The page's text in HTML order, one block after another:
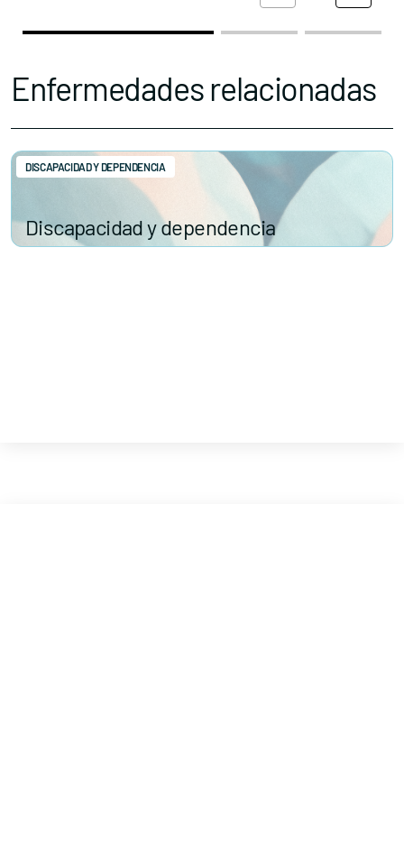
Enfermedades relacionadas
Discapacidad y dependencia
DISCAPACIDAD Y DEPENDENCIA